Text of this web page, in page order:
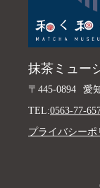
抹茶ミュー
〒445-0894
愛
TEL:0563-77-
プライバシーポ